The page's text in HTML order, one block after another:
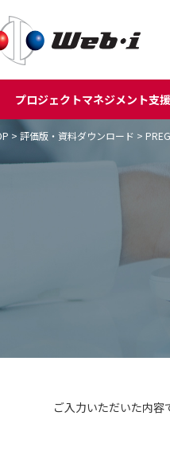
プロジェクトマネジメント支援
> 評価版・資料ダウンロード >
ご入力いただいた内容